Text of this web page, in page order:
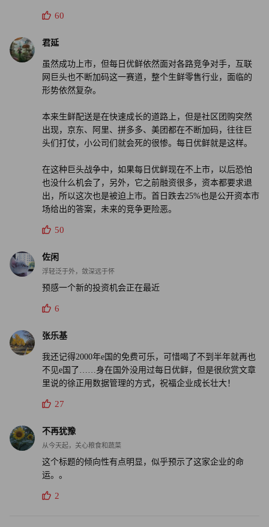
由于获得了各种全国数学竞赛冠军，并且别的科目成绩不
差，徐正当时已经被保送了中科大。当同班同学还在备战高
考拼命时，他要做的只是帮助老师批阅试卷。
他总结出一点：人要做到“有长无短”才能成为佼佼者。“我
们把数据能力做到最强，其他不比别人差，就能赢。”徐正
说这是优秀的人做事，他们努力获取利润，然后实现稳步增
长，但天花板明显。指数曲线前期涨势平平，后期迅猛提
升。这正是徐正想要做的，即前期在某一项成本上高投入并
有足够耐心，然后在后期实现指数级的增长。
在每日优鲜，这项投入便是技术。在确定了要以技术为驱动
后，每日优鲜定下规矩：全公司三分之一是技术人员，并且
这些人员的薪酬要占到公司总薪酬的二分之一。这家公司在
技术上的计划是，要把商品、物流、运营分别拆出100个环
和所有公司一样，每日优鲜经历5年成长后，徐正希望管理
水平能与公司速度同步。
有一次徐正去大区出差，和员工交流后发现一个团队七八个
全部凑齐。
他觉得味道不对，公司或许走得快了，宁可缓一缓，把组织
和管理扎实。于是，每日优鲜在成立的五年后重新梳理了一
版企业文化并将它们贴满了所有楼层，甚至是电梯里和卫生
60
君延
虽然成功上市，但每日优鲜依然面对各路竞争对手，互联
网巨头也不断加码这一赛道，整个生鲜零售行业，面临的
形势依然复杂。
本来生鲜配送是在快速成长的道路上，但是社区团购突然
出现，京东、阿里、拼多多、美团都在不断加码，往往巨
头们打仗，小公司们就会死的很惨。每日优鲜就是这样。
在这种巨头战争中，如果每日优鲜现在不上市，以后恐怕
也没什么机会了，另外，它之前融资很多，资本都要求退
出，所以这次也是被迫上市。首日跌去25%也是公开资本市
场给出的答案，未来的竞争更险恶。
50
佐闲
浮轻泛于外，敛深远于怀
预感一个新的投资机会正在最近
6
张乐基
我还记得2000年e国的免费可乐，可惜喝了不到半年就再也
不见e国了……身在国外没用过每日优鲜，但是很欣赏文章
里说的徐正用数据管理的方式，祝福企业成长壮大！
27
不再犹豫
从今天起，关心粮食和蔬菜
这个标题的倾向性有点明显，似乎预示了这家企业的命
运。。
2